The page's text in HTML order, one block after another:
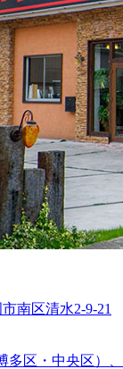
南区清水2-9-21
多区・中央区）